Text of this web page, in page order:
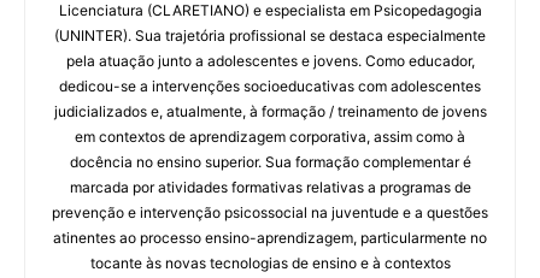
Licenciatura (CLARETIANO) e especialista em Psicopedagogia
(UNINTER). Sua trajetória profissional se destaca especialmente
pela atuação junto a adolescentes e jovens. Como educador,
dedicou-se a intervenções socioeducativas com adolescentes
judicializados e, atualmente, à formação / treinamento de jovens
em contextos de aprendizagem corporativa, assim como à
docência no ensino superior. Sua formação complementar é
marcada por atividades formativas relativas a programas de
prevenção e intervenção psicossocial na juventude e a questões
atinentes ao processo ensino-aprendizagem, particularmente no
tocante às novas tecnologias de ensino e à contextos